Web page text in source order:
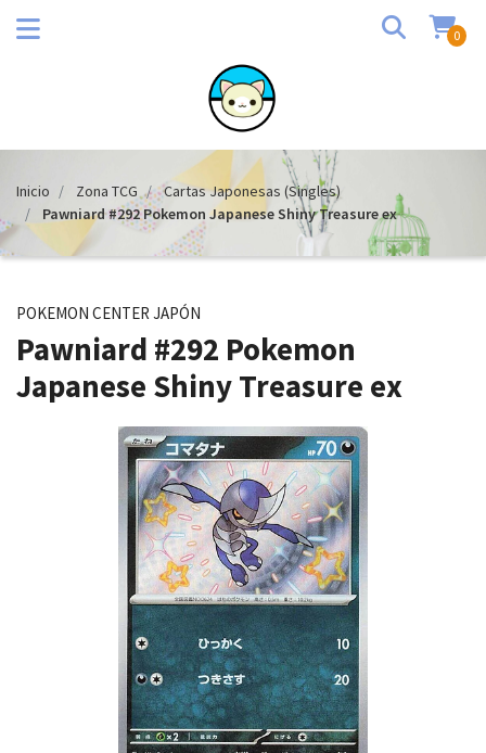
0
Inicio Zona TCG
Cartas Japonesas (Singles)
Pawniard #292 Pokemon Japanese Shiny Treasure ex
POKEMON CENTER JAPÓN
Pawniard #292 Pokemon
Japanese Shiny Treasure ex